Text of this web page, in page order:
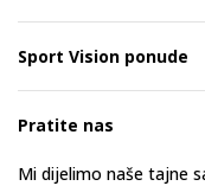
Sport Vision ponude
Pratite nas
Mi dijelimo naše tajne